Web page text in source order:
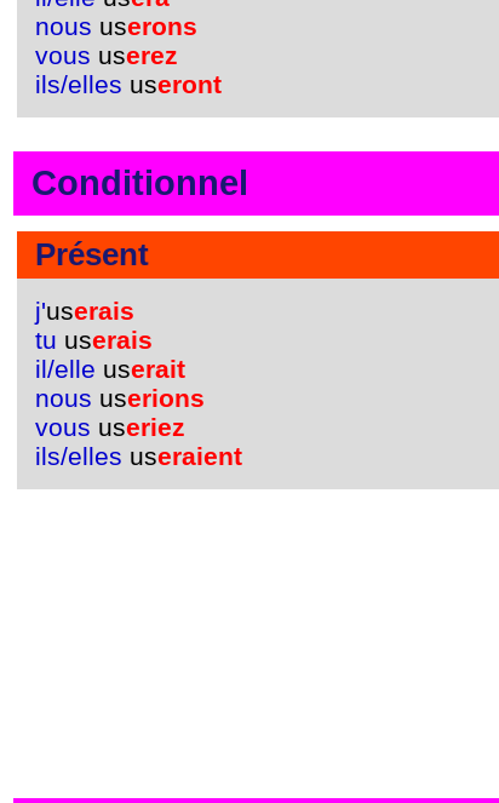
nous userons
vous userez
ils/elles useront
Conditionnel
Présent
j'userais
tu userais
il/elle userait
nous userions
vous useriez
ils/elles useraient